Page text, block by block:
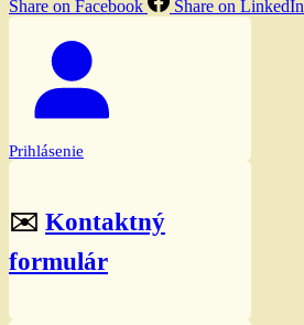
Share on Facebook Share on LinkedIn
Prihlásenie
✉️ Kontaktný
formulár